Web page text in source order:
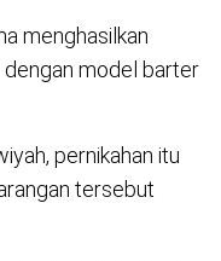
menghasilkan
dengan model barter
pernikahan itu
tersebut